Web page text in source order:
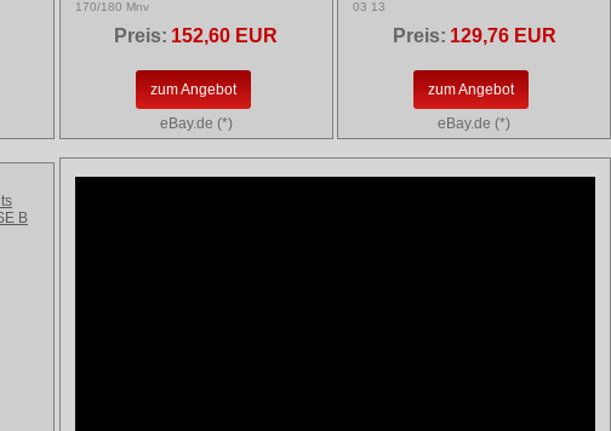
170/180 Mnv
Preis: 152,60 EUR
zum Angebot
eBay.de (*)
03 13
Preis: 129,76 EUR
zum Angebot
eBay.de (*)